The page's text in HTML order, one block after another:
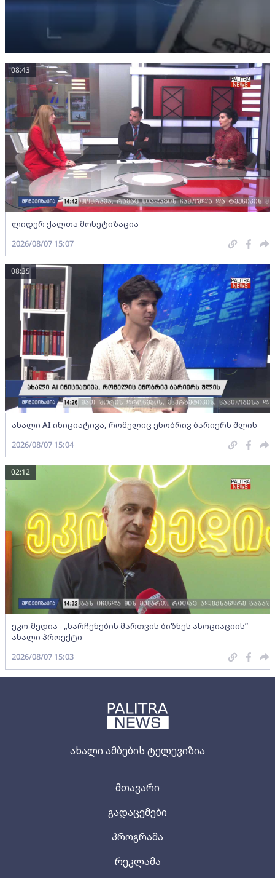
ახალი ამბების ტელევიზია
მთავარი
გადაცემები
პროგრამა
რეკლამა
ლიდერ ქალთა მონეტიზაცია
08:43
2026/08/07 15:07
ახალი AI ინიციატივა, რომელიც ენობრივ ბარიერს შლის
08:35
2026/08/07 15:04
ეკო-მედია - „ნარჩენების მართვის ბიზნეს ასოციაციის”
ახალი პროექტი
02:12
2026/08/07 15:03